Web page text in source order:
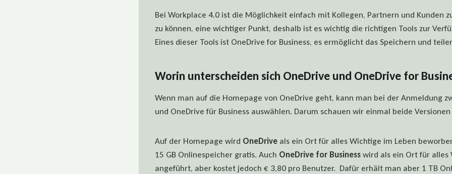
Bei Workplace 4.0 ist die Möglichkeit einfach mit Kollegen, Partnern und Kunden
zu können, eine wichtiger Punkt, deshalb ist es wichtig die richtigen Tools zur
Eines dieser Tools ist OneDrive for Business, es ermöglicht das Speichern und
Worin unterscheiden sich OneDrive und OneDrive for
Wenn man auf die Homepage von OneDrive geht, kann man bei der Anmeldung
und OneDrive für Business auswählen. Darum schauen wir einmal beide
Auf der Homepage wird OneDrive als ein Ort für alles Wichtige im Leben
15 GB Onlinespeicher gratis. Auch OneDrive for Businesswird als ein Ort für alles
angeführt, aber kostet jedoch € 3,80 pro Benutzer. Dafür erhält man aber 1 TB